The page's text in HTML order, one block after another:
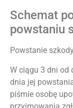
Schemat
powstaniu
Powstanie
W ciągu 3 dni od
dnia jej
piśmie osobę
przyjmowania